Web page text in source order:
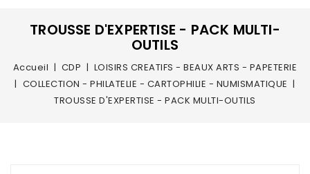
TROUSSE D'EXPERTISE - PACK MULTI-
OUTILS
Accueil CDP
LOISIRS CREATIFS - BEAUX ARTS - PAPETERIE
COLLECTION - PHILATELIE - CARTOPHILIE - NUMISMATIQUE
TROUSSE D'EXPERTISE - PACK MULTI-OUTILS